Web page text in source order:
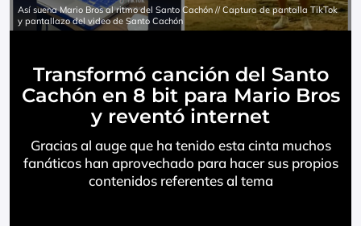
Así suena Mario Bros al ritmo del Santo Cachón // Captura de pantalla TikTok
y pantallazo del video de Santo Cachón
Transformó canción del Santo
Cachón en 8 bit para Mario Bros
y reventó internet
Gracias al auge que ha tenido esta cinta muchos
fanáticos han aprovechado para hacer sus propios
contenidos referentes al tema